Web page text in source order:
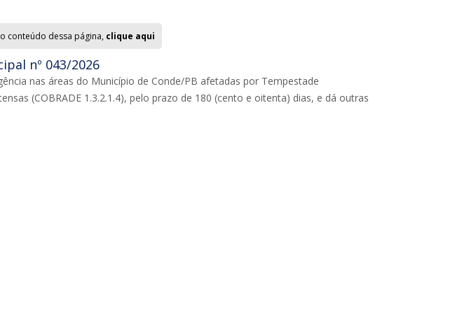
conteúdo dessa página, clique aqui
nº 043/2026
nas áreas do Município de Conde/PB afetadas por Tempestade
(COBRADE 1.3.2.1.4), pelo prazo de 180 (cento e oitenta) dias, e dá outras